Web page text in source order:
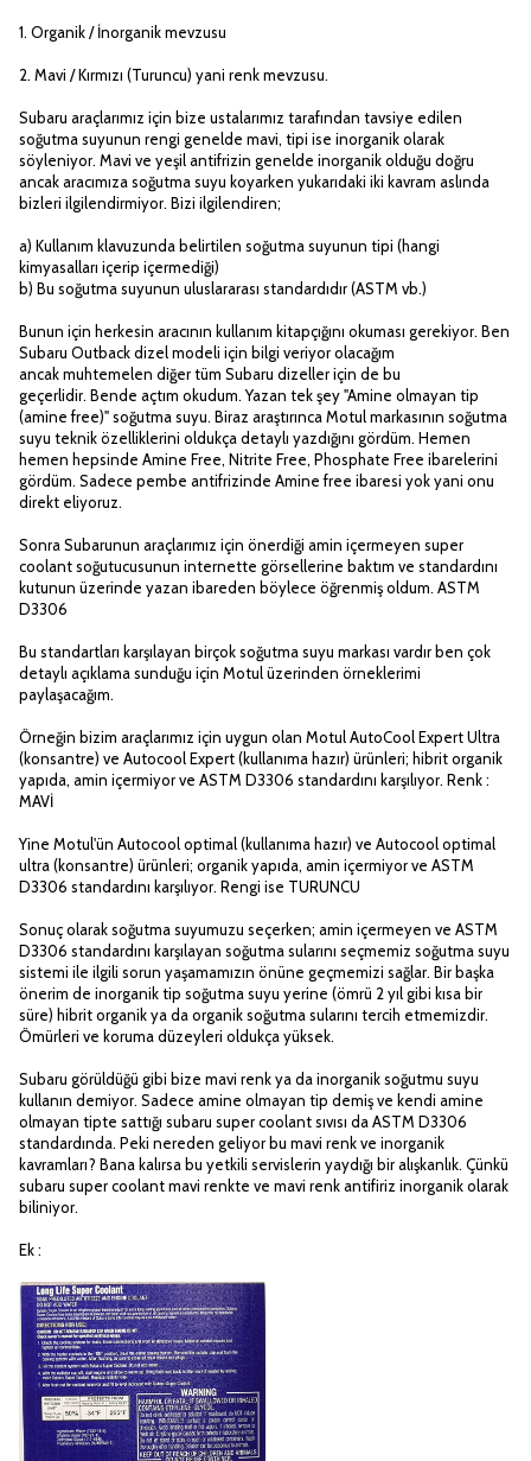
1. Organik / İnorganik mevzusu
2. Mavi / Kırmızı (Turuncu) yani renk mevzusu.
Subaru araçlarımız için bize ustalarımız tarafından tavsiye edilen
soğutma suyunun rengi genelde mavi, tipi ise inorganik olarak
söyleniyor. Mavi ve yeşil antifrizin genelde inorganik olduğu doğru
ancak aracımıza soğutma suyu koyarken yukarıdaki iki kavram aslında
bizleri ilgilendirmiyor. Bizi ilgilendiren;
a) Kullanım klavuzunda belirtilen soğutma suyunun tipi (hangi
kimyasalları içerip içermediği)
b) Bu soğutma suyunun uluslararası standardıdır (ASTM vb.)
Bunun için herkesin aracının kullanım kitapçığını okuması gerekiyor. Ben
Subaru Outback dizel modeli için bilgi veriyor olacağım
ancak muhtemelen diğer tüm Subaru dizeller için de bu
geçerlidir. Bende açtım okudum. Yazan tek şey "Amine olmayan tip
(amine free)" soğutma suyu. Biraz araştırınca Motul markasının soğutma
suyu teknik özelliklerini oldukça detaylı yazdığını gördüm. Hemen
hemen hepsinde Amine Free, Nitrite Free, Phosphate Free ibarelerini
gördüm. Sadece pembe antifrizinde Amine free ibaresi yok yani onu
direkt eliyoruz.
Sonra Subarunun araçlarımız için önerdiği amin içermeyen super
coolant soğutucusunun internette görsellerine baktım ve standardını
kutunun üzerinde yazan ibareden böylece öğrenmiş oldum. ASTM
D3306
Bu standartları karşılayan birçok soğutma suyu markası vardır ben çok
detaylı açıklama sunduğu için Motul üzerinden örneklerimi
paylaşacağım.
Örneğin bizim araçlarımız için uygun olan Motul AutoCool Expert Ultra
(konsantre) ve Autocool Expert (kullanıma hazır) ürünleri; hibrit organik
yapıda, amin içermiyor ve ASTM D3306 standardını karşılıyor. Renk :
MAVİ
Yine Motul'ün Autocool optimal (kullanıma hazır) ve Autocool optimal
ultra (konsantre) ürünleri; organik yapıda, amin içermiyor ve ASTM
D3306 standardını karşılıyor. Rengi ise TURUNCU
Sonuç olarak soğutma suyumuzu seçerken; amin içermeyen ve ASTM
D3306 standardını karşılayan soğutma sularını seçmemiz soğutma suyu
sistemi ile ilgili sorun yaşamamızın önüne geçmemizi sağlar. Bir başka
önerim de inorganik tip soğutma suyu yerine (ömrü 2 yıl gibi kısa bir
süre) hibrit organik ya da organik soğutma sularını tercih etmemizdir.
Ömürleri ve koruma düzeyleri oldukça yüksek.
Subaru görüldüğü gibi bize mavi renk ya da inorganik soğutmu suyu
kullanın demiyor. Sadece amine olmayan tip demiş ve kendi amine
olmayan tipte sattığı subaru super coolant sıvısı da ASTM D3306
standardında. Peki nereden geliyor bu mavi renk ve inorganik
kavramları? Bana kalırsa bu yetkili servislerin yaydığı bir alışkanlık. Çünkü
subaru super coolant mavi renkte ve mavi renk antifiriz inorganik olarak
biliniyor.
Ek :